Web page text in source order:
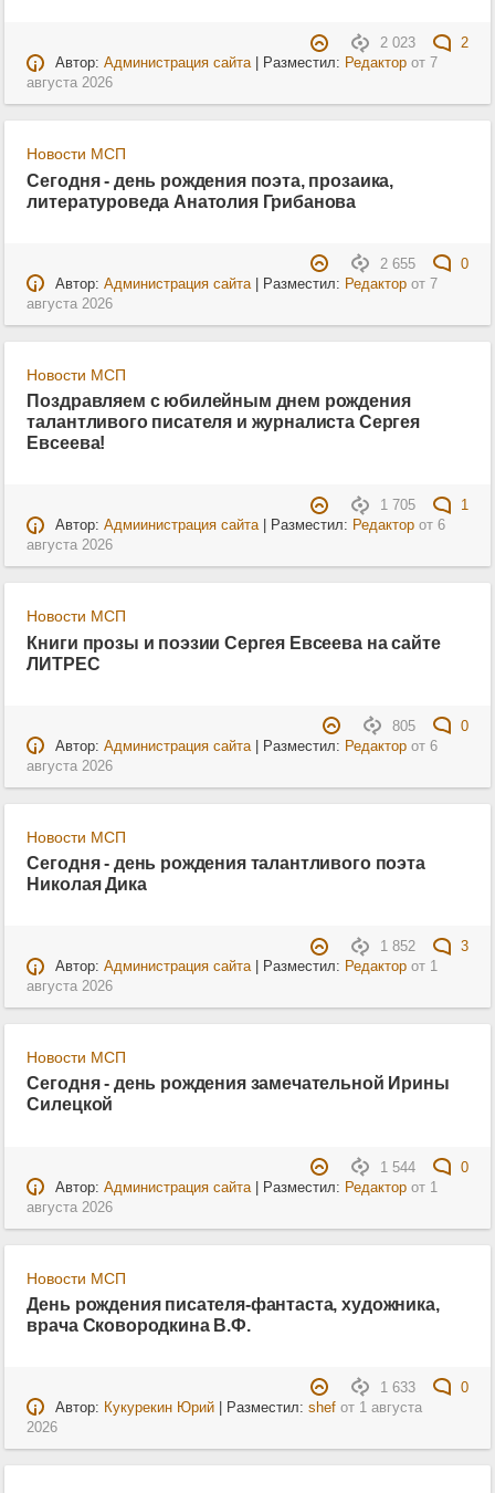
2 023
2
Автор: Администрация сайта| Разместил: Редакторот 7
августа 2026
Новости МСП
Сегодня - день рождения поэта, прозаика,
литературоведа Анатолия Грибанова
2 655
0
Автор: Администрация сайта| Разместил: Редакторот 7
августа 2026
Новости МСП
Поздравляем с юбилейным днем рождения
талантливого писателя и журналиста Сергея
Евсеева!
1 705
1
Автор: Адмиинистрация сайта| Разместил: Редакторот 6
августа 2026
Новости МСП
Книги прозы и поэзии Сергея Евсеева на сайте
ЛИТРЕС
805
0
Автор: Администрация сайта| Разместил: Редакторот 6
августа 2026
Новости МСП
Сегодня - день рождения талантливого поэта
Николая Дика
1 852
3
Автор: Администрация сайта| Разместил: Редакторот 1
августа 2026
Новости МСП
Сегодня - день рождения замечательной Ирины
Силецкой
1 544
0
Автор: Администрация сайта| Разместил: Редакторот 1
августа 2026
Новости МСП
День рождения писателя-фантаста, художника,
врача Сковородкина В.Ф.
1 633
0
Автор: Кукурекин Юрий| Разместил: shefот 1 августа
2026